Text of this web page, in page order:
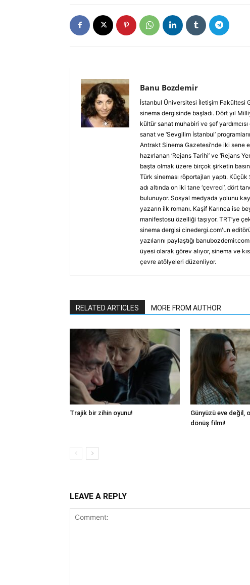
Banu Bozdemir
İstanbul Üniversitesi İletişim Fakültesi
sinema dergisinde başladı. Dört yıl
kültür sanat muhabiri ve şef
sanat ve ‘Sevgilim İstanbul’
Antrakt Sinema Gazetesi’nde iki sene
hazırlanan ‘Rejans Tarihi’ ve ‘Rejans
başta olmak üzere birçok şirketin
Türk sineması röportajları yaptı.
adı altında on iki tane ‘çevreci’, dört
bulunuyor. Sosyal medyada yolunu
yazarın ilk romanı. Kaşif Karınca ise
manifestosu özelliği taşıyor. TRT’ye
sinema dergisi cinedergi.com'un
yazılarını paylaştığı
üyesi olarak görev alıyor, sinema ve
çevre atölyeleri düzenliyor.
RELATED ARTICLES MORE FROM AUTHOR
Trajik bir zihin oyunu!
Günyüzü eve değil,
dönüş filmi!
LEAVE A REPLY